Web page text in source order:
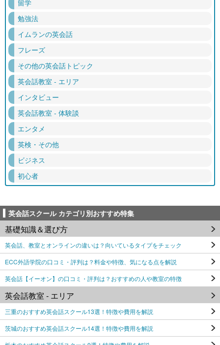
留学
勉強法
イムランの英会話
フレーズ
その他の英会話トピック
英会話教室 - エリア
インタビュー
英会話教室 - 体験談
エンタメ
英検・その他
ビジネス
初心者
英会話スクール カテゴリ別おすすめ特集
基礎知識＆選び方
英会話、教室とオンラインの違いは？向いているタイプをチェック
ECC外語学院の口コミ・評判は？料金や特徴、気になる点を解説
英会話【イーオン】の口コミ・評判は？おすすめの人や教室の特徴
英会話教室 - エリア
三重のおすすめ英会話スクール13選！特徴や費用を解説
茨城のおすすめ英会話スクール14選！特徴や費用を解説